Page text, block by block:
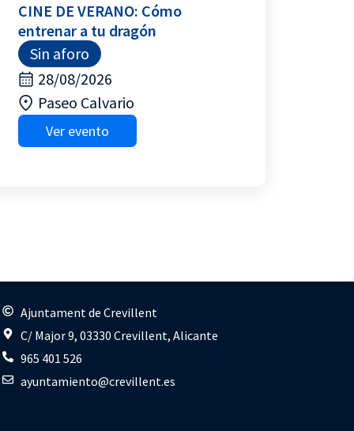
CINE DE VERANO: Cómo
entrenar a tu dragón
Sin aforo
28/08/2026
Paseo Calvario
Ver evento
Ajuntament de Crevillent
C/ Major 9, 03330 Crevillent, Alicante
965 401 526
ayuntamiento@crevillent.es